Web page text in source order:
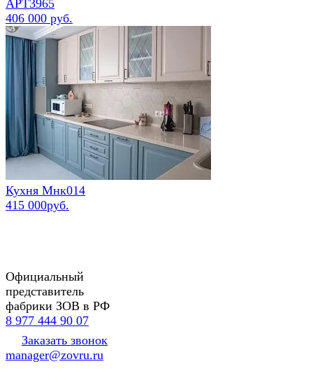
АРТ3965
406 000 руб.
Кухня Мнк014
415 000руб.
Официальный
представитель
фабрики ЗОВ в РФ
8 977 444 90 07
Заказать звонок
manager@zovru.ru